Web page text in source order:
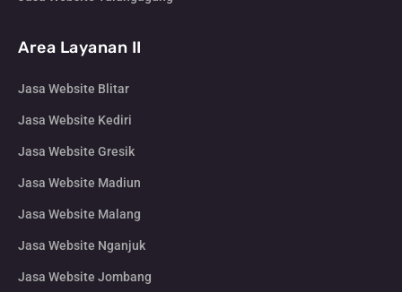
Area Layanan II
Jasa Website Blitar
Jasa Website Kediri
Jasa Website Gresik
Jasa Website Madiun
Jasa Website Malang
Jasa Website Nganjuk
Jasa Website Jombang